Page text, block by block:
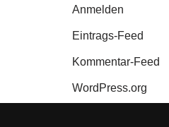
Anmelden
Eintrags-Feed
Kommentar-Feed
WordPress.org